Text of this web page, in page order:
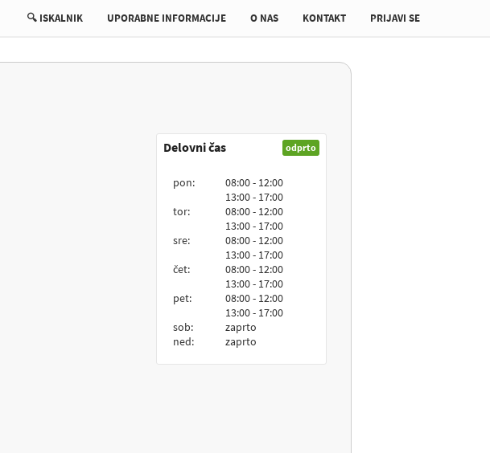
🔍 ISKALNIK UPORABNE INFORMACIJE O NAS KONTAKT PRIJAVI SE
Delovni čas odprto
pon:
tor:
sre:
čet:
pet:
sob:
ned:
08:00 - 12:00
13:00 - 17:00
08:00 - 12:00
13:00 - 17:00
08:00 - 12:00
13:00 - 17:00
08:00 - 12:00
13:00 - 17:00
08:00 - 12:00
13:00 - 17:00
zaprto
zaprto